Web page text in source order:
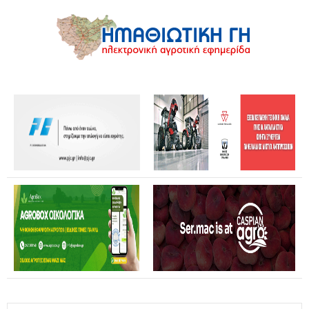
Θανάσης Καββαδάς: Θωρακίζεται όλη η χώρα απέναντι